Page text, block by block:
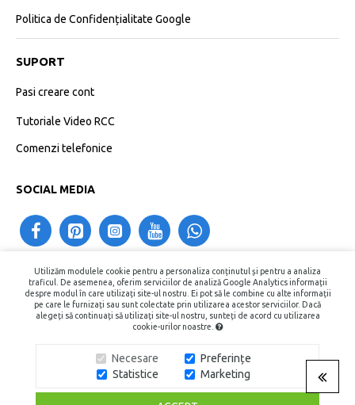
Utilizăm modulele cookie pentru a personaliza conținutul și pentru a analiza
traficul. De asemenea, oferim serviciilor de analiză Google Analytics informații
despre modul în care utilizați site-ul nostru. Ei pot să le combine cu alte informații
pe care le furnizați sau sunt colectate prin utilizarea acestor serviciilor. Dacă
alegeți să continuați să utilizați site-ul nostru, sunteți de acord cu utilizarea
cookie-urilor noastre.
Necesare
Preferințe
Statistice
Marketing
Politica de Confidențialitate Google
SUPORT
Pasi creare cont
Tutoriale Video RCC
Comenzi telefonice
SOCIAL MEDIA
contact@recipientecosmetice.ro
+40730575557
Copyright © 2015 - 2026, Recipiente Cosmetice. Toate Drepturile